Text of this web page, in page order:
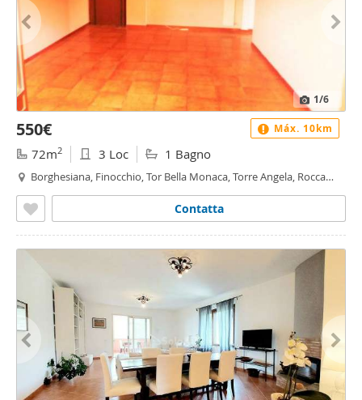
1/6
550€
72m2 3 Loc 1 Bagno
Borghesiana, Finocchio, Tor Bella Monaca, Torre Angela, Rocca
Contatta
Máx. 10km